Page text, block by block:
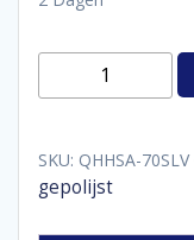
Aluminium
0,5
meter
aantal
SKU: QHHSA-70SLV
gepolijst